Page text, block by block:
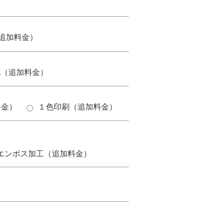
加料金）
追加料金）
） １色印刷（追加料金）
ンボス加工（追加料金）